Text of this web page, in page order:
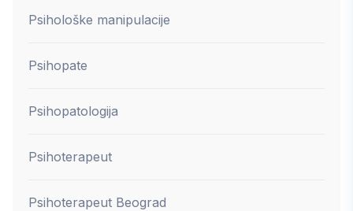
Psihološke manipulacije
Psihopate
Psihopatologija
Psihoterapeut
Psihoterapeut Beograd